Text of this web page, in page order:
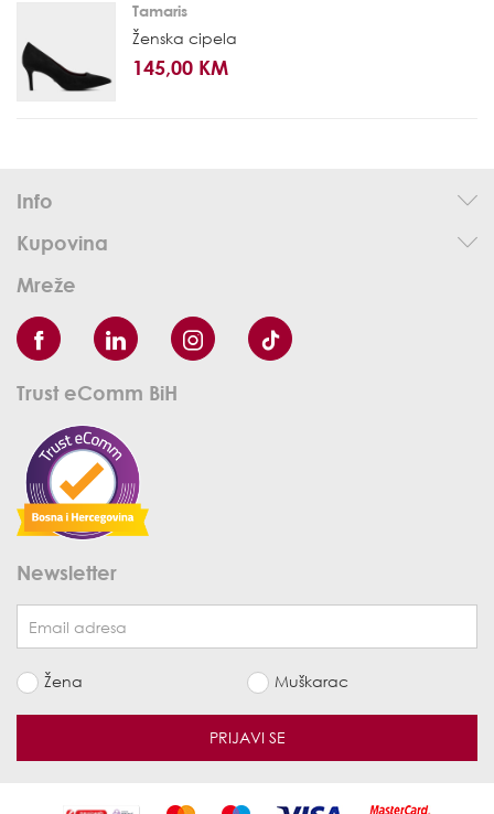
Tamaris
Ženska cipela
145,00 KM
Info
Kupovina
Mreže
Trust eComm BiH
Newsletter
Žena Muškarac
PRIJAVI SE